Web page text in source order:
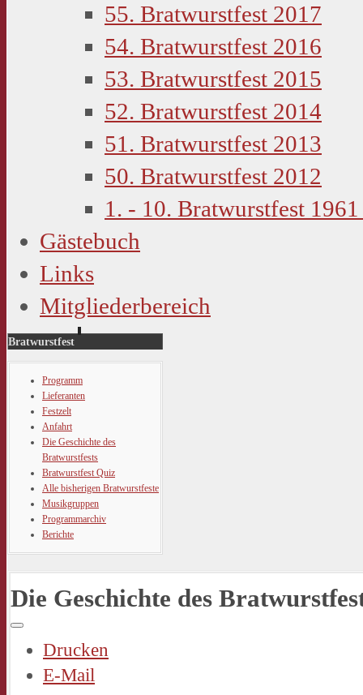
55. Bratwurstfest 2017
54. Bratwurstfest 2016
53. Bratwurstfest 2015
52. Bratwurstfest 2014
51. Bratwurstfest 2013
50. Bratwurstfest 2012
1. - 10. Bratwurstfest
Gästebuch
Links
Mitgliederbereich
Bratwurstfest
Programm
Lieferanten
Festzelt
Anfahrt
Die Geschichte des
Bratwurstfests
Bratwurstfest Quiz
Alle bisherigen Bratwurstfeste
Musikgruppen
Programmarchiv
Berichte
Die Geschichte des
Drucken
E-Mail